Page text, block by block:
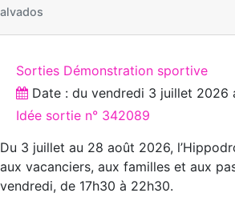
Sorties Démonstration sportive
Date : duvendredi 3 juillet 2026
Idée sortie n° 342089
Du 3 juillet au 28 août 2026,
aux vacanciers, aux familles et aux
vendredi, de 17h30 à 22h30.